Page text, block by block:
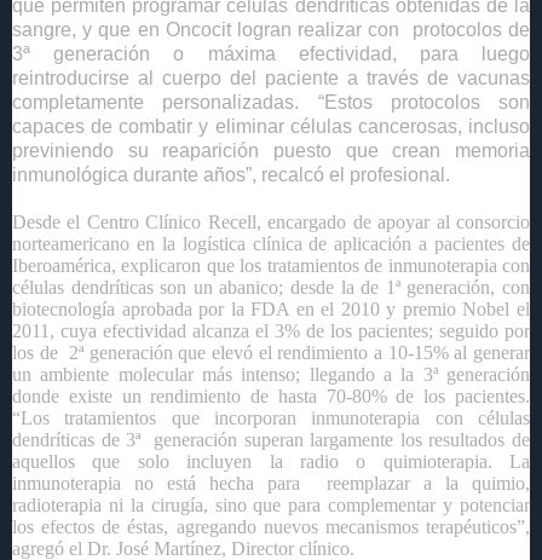
que permiten programar células dendríticas obtenidas de la
sangre, y que en Oncocit logran realizar con
protocolos de
3ª generación o máxima efectividad, para luego
reintroducirse al cuerpo del paciente a través de vacunas
completamente personalizadas. “Estos protocolos son
capaces de combatir y eliminar células cancerosas, incluso
previniendo su reaparición puesto que crean memoria
inmunológica durante años”, recalcó el profesional.
Desde el Centro Clínico Recell, encargado de apoyar al consorcio
norteamericano en la logística clínica de aplicación a pacientes de
Iberoamérica, explicaron que los tratamientos de inmunoterapia con
células dendríticas son un abanico; desde la de 1ª generación, con
biotecnología aprobada por la FDA en el 2010 y premio Nobel el
2011, cuya efectividad alcanza el 3% de los pacientes; seguido por
los de 2ª generación que elevó el rendimiento a 10-15% al generar
un ambiente molecular más intenso; llegando a la 3ª generación
donde existe un rendimiento de hasta 70-80% de los pacientes.
“Los tratamientos que incorporan inmunoterapia con células
dendríticas de 3ª
generación superan largamente los resultados de
aquellos que solo incluyen la radio o quimioterapia. La
inmunoterapia no está hecha para
reemplazar a la quimio,
radioterapia ni la cirugía, sino que para complementar y potenciar
los efectos de éstas, agregando nuevos mecanismos terapéuticos”,
agregó el Dr. José Martínez, Director clínico.